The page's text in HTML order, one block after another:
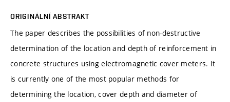
ORIGINÁLNÍ ABSTRAKT
The paper describes the possibilities of non-destructive
determination of the location and depth of reinforcement in
concrete structures using electromagnetic cover meters. It
is currently one of the most popular methods for
determining the location, cover depth and diameter of